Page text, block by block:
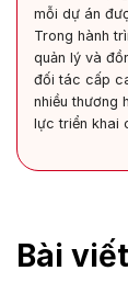
mỗi dự án
Trong hành
quản lý và
đối tác cấp
nhiều thương
lực triển khai
Bài